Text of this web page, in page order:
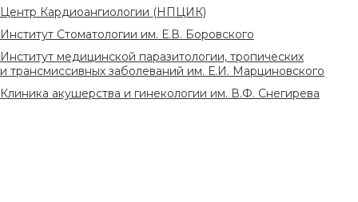
Центр Кардиоангиологии (НПЦИК)
Институт Стоматологии им. Е.В. Боровского
Институт медицинской паразитологии, тропических
и трансмиссивных заболеваний им. Е.И. Марциновского
Клиника акушерства и гинекологии им. В.Ф. Снегирева